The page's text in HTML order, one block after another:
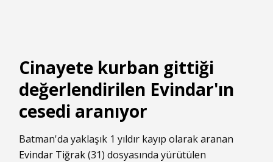
Cinayete kurban gittiği
değerlendirilen Evindar'ın
cesedi aranıyor
Batman'da yaklaşık 1 yıldır kayıp olarak aranan
Evindar Tiğrak(31) dosyasında yürütülen